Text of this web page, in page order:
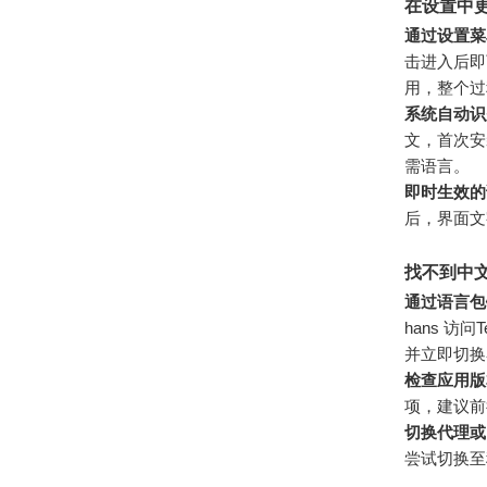
在设置中
通过设置
击进入后
用，整个
系统自动
文，首次
需语言。
即时生效
后，界面
找不到中
通过语言
hans 访问
并立即切
检查应用
项，建议
切换代理
尝试切换